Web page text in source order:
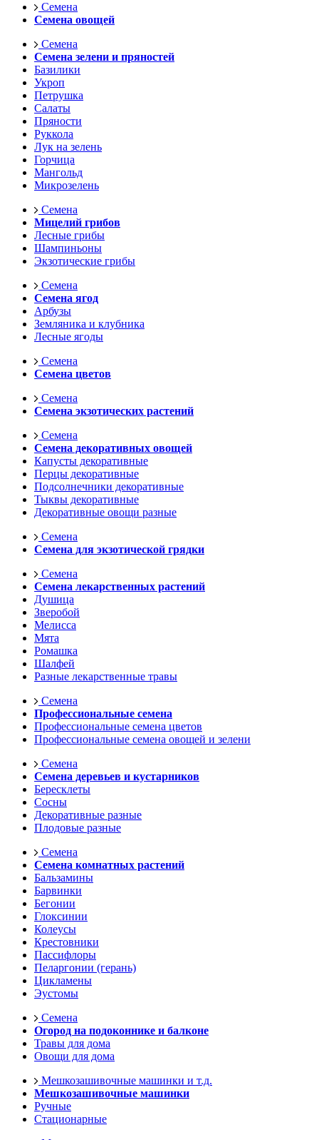
Семена
Семена овощей
Семена
Семена зелени и пряностей
Базилики
Укроп
Петрушка
Салаты
Пряности
Руккола
Лук на зелень
Горчица
Мангольд
Микрозелень
Семена
Мицелий грибов
Лесные грибы
Шампиньоны
Экзотические грибы
Семена
Семена ягод
Арбузы
Земляника и клубника
Лесные ягоды
Семена
Семена цветов
Семена
Семена экзотических растений
Семена
Семена декоративных овощей
Капусты декоративные
Перцы декоративные
Подсолнечники декоративные
Тыквы декоративные
Декоративные овощи разные
Семена
Семена для экзотической грядки
Семена
Семена лекарственных растений
Душица
Зверобой
Мелисса
Мята
Ромашка
Шалфей
Разные лекарственные травы
Семена
Профессиональные семена
Профессиональные семена цветов
Профессиональные семена овощей и зелени
Семена
Семена деревьев и кустарников
Бересклеты
Сосны
Декоративные разные
Плодовые разные
Семена
Семена комнатных растений
Бальзамины
Барвинки
Бегонии
Глоксинии
Колеусы
Крестовники
Пассифлоры
Пеларгонии (герань)
Цикламены
Эустомы
Семена
Огород на подоконнике и балконе
Травы для дома
Овощи для дома
Мешкозашивочные машинки и т.д.
Мешкозашивочные машинки
Ручные
Стационарные